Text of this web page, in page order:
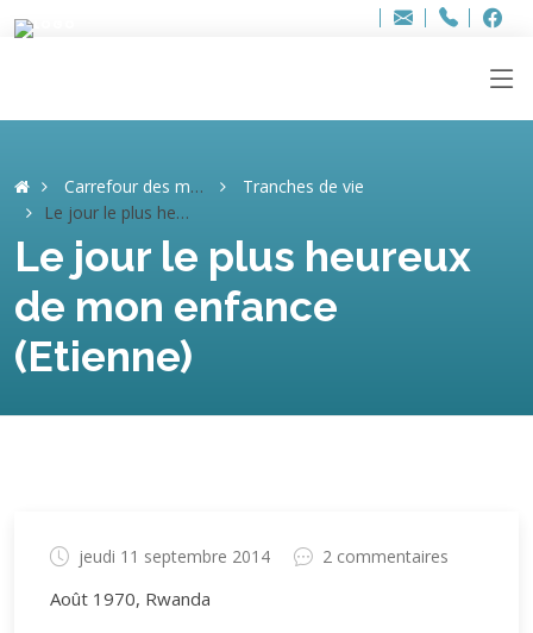
Adresse
info..hâthe..
Tel.
Tel.
Carrefour des mémoires
Tranches de vie
Le jour le plus heureux de mon enfance (Etienne)
Le jour le plus heureux
de mon enfance
(Etienne)
jeudi 11 septembre 2014 2 commentaires
Août 1970, Rwanda